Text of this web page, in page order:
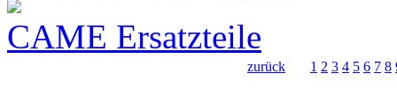
CAME Ersatzteile
zurück 1 2 3 4 5 6 7 8